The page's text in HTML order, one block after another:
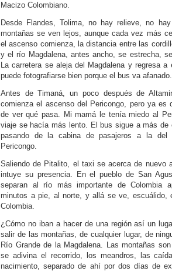
Macizo Colombiano.
Desde Flandes, Tolima, no hay relieve, no
montañas se ven lejos, aunque cada vez más
el ascenso comienza, la distancia entre las
y el río Magdalena, antes ancho, se estrecha,
La carretera se aleja del Magdalena y regresa
puede fotografiarse bien porque el bus va afanado.
Antes de Timaná, un poco después de
comienza el ascenso del Pericongo, pero ya es
de ver qué pasa. Mi mamá le tenía miedo al
viaje se hacía más lento. El bus sigue a más de
pasando de la cabina de pasajeros a la del
Pericongo.
Saliendo de Pitalito, el taxi se acerca de nuevo
intuye su presencia. En el pueblo de San
separan al río más importante de Colombia
minutos a pie, al norte, y allá se ve, escuálido,
Colombia.
¿Cómo no iban a hacer de una región así un
salir de las montañas, de cualquier lugar, de
Río Grande de la Magdalena. Las montañas
se adivina el recorrido, los meandros, las
nacimiento, separado de ahí por dos días de